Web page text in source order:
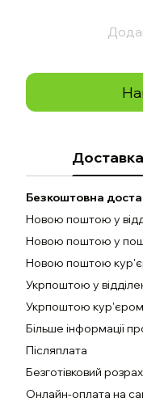
Доставка
Безкоштовна
Новою поштою у
Новою поштою у
Новою поштою
Укрпоштою у
Укрпоштою кур'єром
Більше інформації
Післяплата
Безготівковий
Онлайн-оплата на